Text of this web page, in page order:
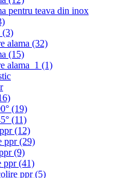
pentru teava din inox
(3)
alama (32)
(15)
alama_1 (1)
(19)
(11)
(12)
ppr(29)
(9)
ppr(41)
ppr(5)